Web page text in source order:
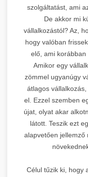
szolgáltatást, ami
De akkor mi
vállalkozástól? Az,
hogy valóban
elő, ami korábban
Amikor egy
zömmel ugyanúgy
átlagos
el. Ezzel szemben
újat, olyat akar
látott. Teszik ezt
alapvetően jellemző
Célul tűzik ki, hogy